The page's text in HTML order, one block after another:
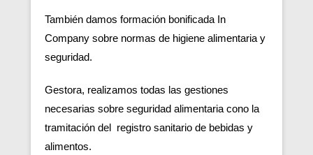
También damos formación bonificada In
Company sobre normas de higiene alimentaria y
seguridad.
Gestora, realizamos todas las gestiones
necesarias sobre seguridad alimentaria cono la
tramitación del registro sanitario de bebidas y
alimentos.